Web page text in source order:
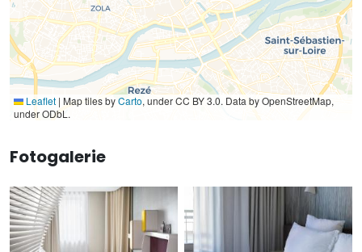
Leaflet | Map tiles byCarto, under CC BY 3.0. Data by OpenStreetMap,
under ODbL.
Fotogalerie